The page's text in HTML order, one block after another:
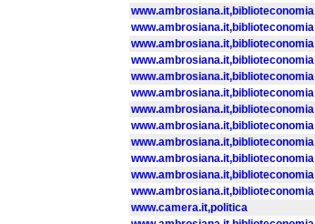
www.ambrosiana.it,biblioteconomia
www.ambrosiana.it,biblioteconomia
www.ambrosiana.it,biblioteconomia
www.ambrosiana.it,biblioteconomia
www.ambrosiana.it,biblioteconomia
www.ambrosiana.it,biblioteconomia
www.ambrosiana.it,biblioteconomia
www.ambrosiana.it,biblioteconomia
www.ambrosiana.it,biblioteconomia
www.ambrosiana.it,biblioteconomia
www.ambrosiana.it,biblioteconomia
www.ambrosiana.it,biblioteconomia
www.camera.it,politica